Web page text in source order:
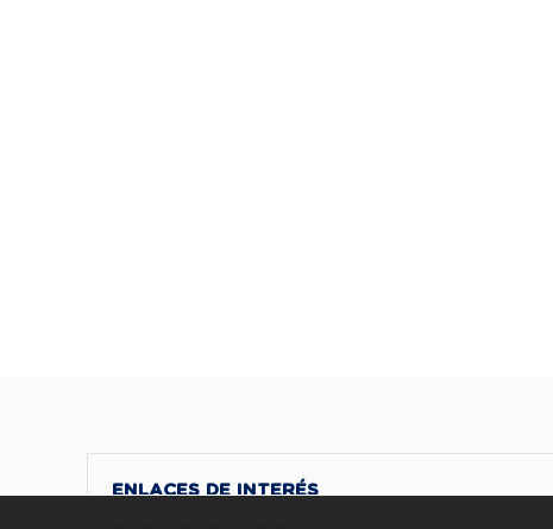
ENLACES DE INTERÉS